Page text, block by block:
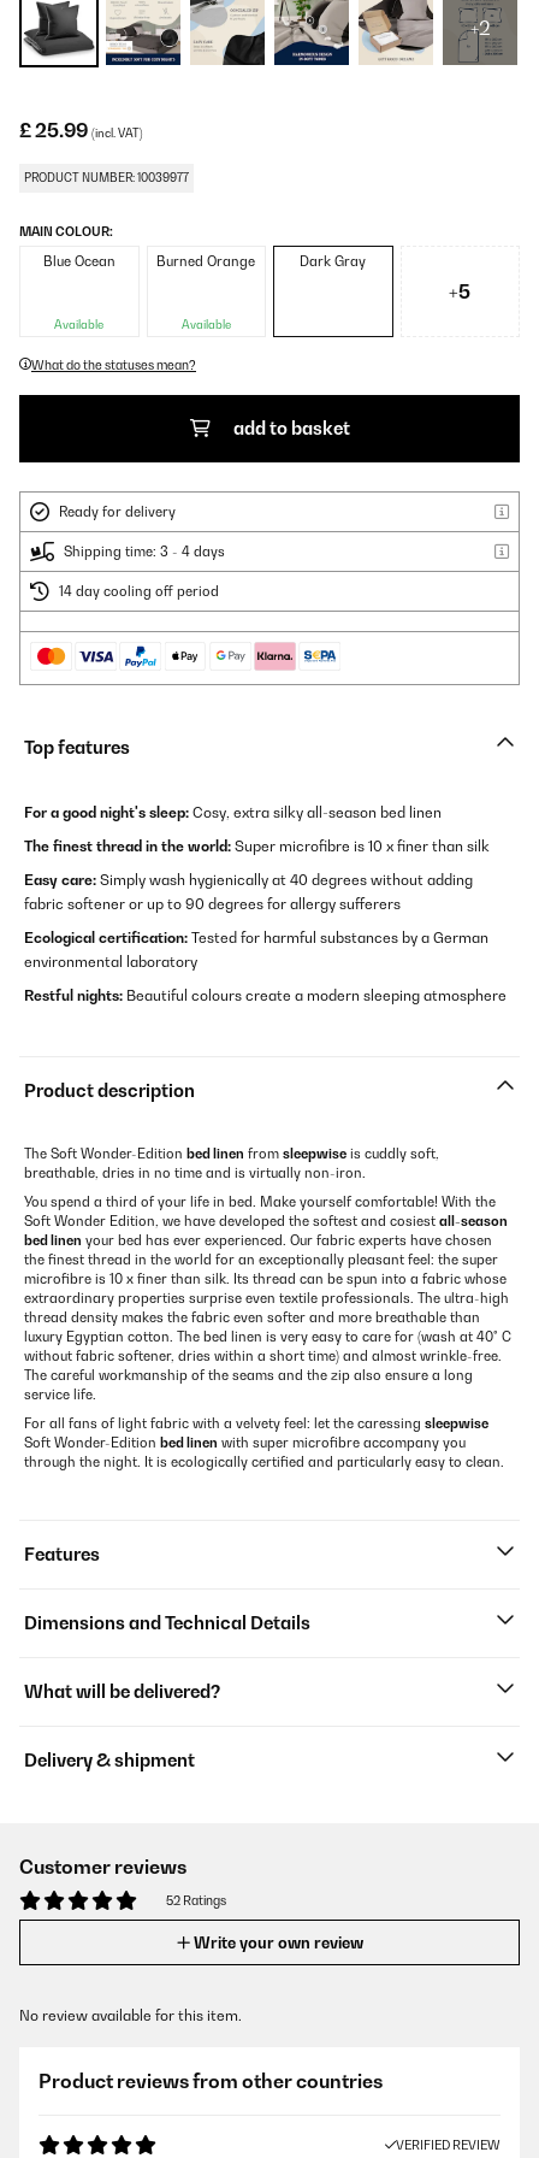
+2
£ 25.99 (incl. VAT)
PRODUCT NUMBER: 10039977
MAIN COLOUR:
Blue Ocean
Available
Burned Orange
Available
Dark Gray
+5
What do the statuses mean?
add to basket
Ready for delivery
Shipping time: 3 - 4 days
14 day cooling off period
Top features
For a good night's sleep: Cosy, extra silky all-season bed linen
The finest thread in the world: Super microfibre is 10 x finer than silk
Easy care: Simply wash hygienically at 40 degrees without adding
fabric softener or up to 90 degrees for allergy sufferers
Ecological certification: Tested for harmful substances by a German
environmental laboratory
Restful nights: Beautiful colours create a modern sleeping atmosphere
Product description
The Soft Wonder-Edition bed linen from sleepwise is cuddly soft,
breathable, dries in no time and is virtually non-iron.
You spend a third of your life in bed. Make yourself comfortable! With the
Soft Wonder Edition, we have developed the softest and cosiest all-season
bed linen your bed has ever experienced. Our fabric experts have chosen
the finest thread in the world for an exceptionally pleasant feel: the super
microfibre is 10 x finer than silk. Its thread can be spun into a fabric whose
extraordinary properties surprise even textile professionals. The ultra-high
thread density makes the fabric even softer and more breathable than
luxury Egyptian cotton. The bed linen is very easy to care for (wash at 40° C
without fabric softener, dries within a short time) and almost wrinkle-free.
The careful workmanship of the seams and the zip also ensure a long
service life.
For all fans of light fabric with a velvety feel: let the caressing sleepwise
Soft Wonder-Edition bed linen with super microfibre accompany you
through the night. It is ecologically certified and particularly easy to clean.
Features
Dimensions and Technical Details
What will be delivered?
Delivery & shipment
Customer reviews
52 Ratings
Write your own review
No review available for this item.
Product reviews from other countries
VERIFIED REVIEW